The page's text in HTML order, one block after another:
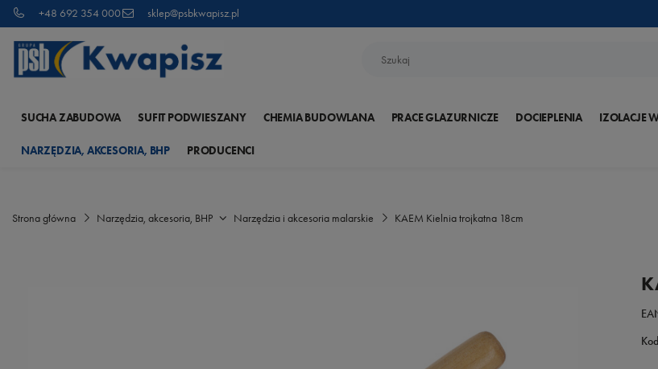
+48 692 354 000 sklep@psbkwapisz.pl
SUCHA ZABUDOWA SUFIT PODWIESZANY CHEMIA BUDOWLANA PRACE GLAZURNICZE DOCIEPLENIA IZOLACJE
NARZĘDZIA, AKCESORIA, BHP PRODUCENCI
Strona główna Narzędzia, akcesoria, BHP Narzędzia i akcesoria malarskie KAEM Kielnia trojkatna 18cm